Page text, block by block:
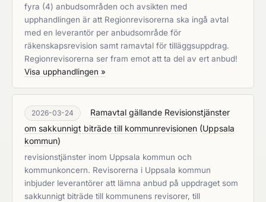
fyra (4) anbudsområden och avsikten med
upphandlingen är att Regionrevisorerna ska ingå avtal
med en leverantör per anbudsområde för
räkenskapsrevision samt ramavtal för tilläggsuppdrag.
Regionrevisorerna ser fram emot att ta del av ert anbud!
Visa upphandlingen »
2026-03-24
Ramavtal gällande Revisionstjänster
om sakkunnigt biträde till kommunrevisionen (Uppsala
kommun)
revisionstjänster inom Uppsala kommun och
kommunkoncern. Revisorerna i Uppsala kommun
inbjuder leverantörer att lämna anbud på uppdraget som
sakkunnigt biträde till kommunens revisorer, till